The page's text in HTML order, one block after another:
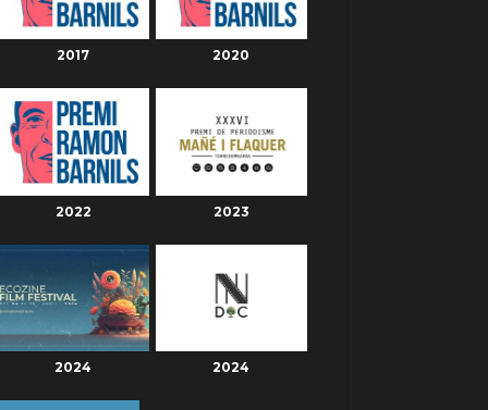
2017 2020
2022 2023
2024 2024